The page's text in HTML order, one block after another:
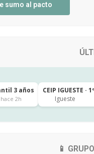
sumo al pacto
3 años
hace 2h
CEIP IGUESTE ·
Igueste
📱